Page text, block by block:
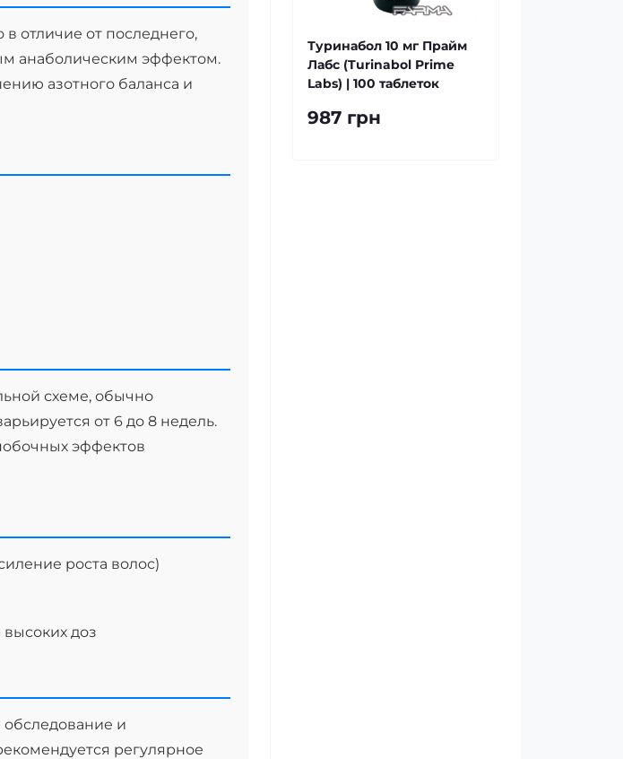
отличие от последнего,
анаболическим эффектом.
азотного баланса и
схеме, обычно
от 6 до 8 недель.
эффектов
роста волос)
доз
и
регулярное
Туринабол 10 мг Прайм
Лабс (Turinabol Prime
Labs) | 100 таблеток
987 грн